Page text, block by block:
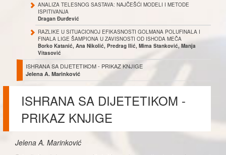
ANALIZA TELESNOG SASTAVA: NAJČEŠĆI MODELI I METODE
ISPITIVANJA
Dragan Đurđević
RAZLIKE U SITUACIONOJ EFIKASNOSTI GOLMANA POLUFINALA I
FINALA LIGE ŠAMPIONA U ZAVISNOSTI OD ISHODA MEČA
Borko Katanić, Ana Nikolić, Predrag Ilić, Mima Stanković, Manja
Vitasović
ISHRANA SA DIJETETIKOM - PRIKAZ KNJIGE
Jelena A. Marinković
ISHRANA SA DIJETETIKOM -
PRIKAZ KNJIGE
Jelena A. Marinković